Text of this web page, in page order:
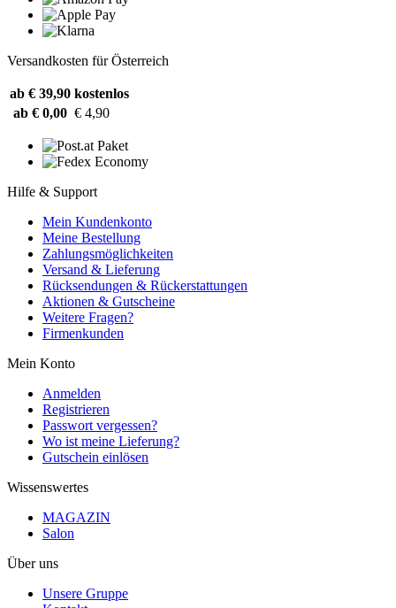
Versandkosten für Österreich
ab € 39,90 kostenlos
ab € 0,00 € 4,90
Hilfe & Support
Mein Kundenkonto
Meine Bestellung
Zahlungsmöglichkeiten
Versand & Lieferung
Rücksendungen & Rückerstattungen
Aktionen & Gutscheine
Weitere Fragen?
Firmenkunden
Mein Konto
Anmelden
Registrieren
Passwort vergessen?
Wo ist meine Lieferung?
Gutschein einlösen
Wissenswertes
MAGAZIN
Salon
Über uns
Unsere Gruppe